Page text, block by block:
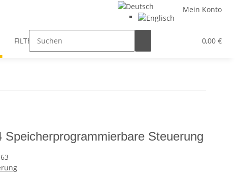
Mein Konto
0,00 €
FILTER / DROSSEL HYDRAULIK
Speicherprogrammierbare Steuerung